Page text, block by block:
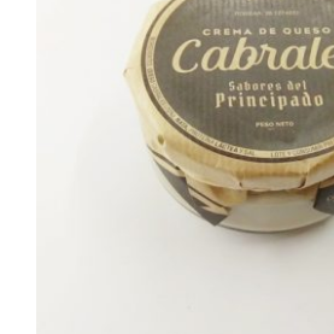
AÑADIR AL CARRITO
DETALLES